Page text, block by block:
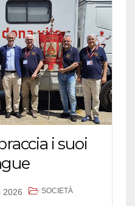
i suoi
2026 SOCIETÀ